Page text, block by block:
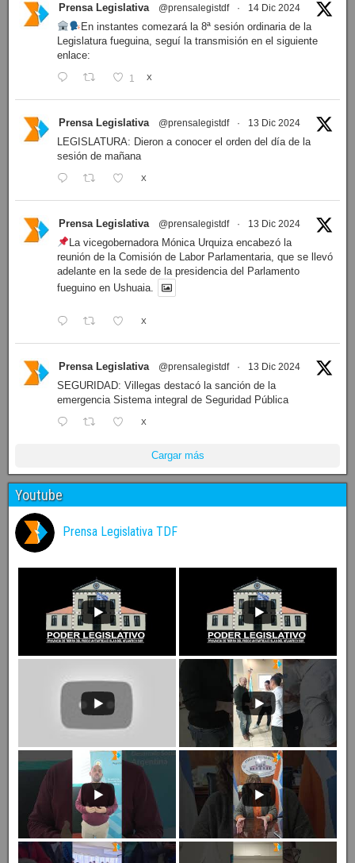
Prensa Legislativa @prensalegistdf · 14 Dic 2024
En instantes comezará la 8ª sesión ordinaria de la
Legislatura fueguina, seguí la transmisión en el siguiente
enlace:
1 X
Prensa Legislativa @prensalegistdf · 13 Dic 2024
LEGISLATURA: Dieron a conocer el orden del día de la
sesión de mañana
X
Prensa Legislativa @prensalegistdf · 13 Dic 2024
La vicegobernadora Mónica Urquiza encabezó la
reunión de la Comisión de Labor Parlamentaria, que se llevó
adelante en la sede de la presidencia del Parlamento
fueguino en Ushuaia.
X
Prensa Legislativa @prensalegistdf · 13 Dic 2024
SEGURIDAD: Villegas destacó la sanción de la
emergencia Sistema integral de Seguridad Pública
X
Cargar más
Youtube
Prensa Legislativa TDF